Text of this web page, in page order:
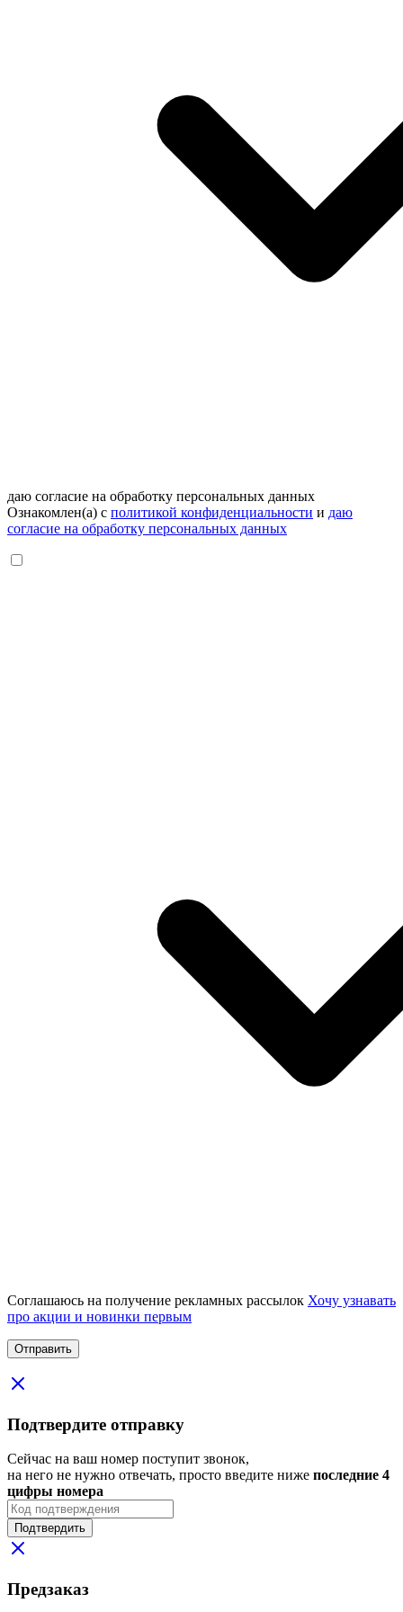
даю согласие на обработку персональных данных
Ознакомлен(а) с политикой конфиденциальности и даю
согласие на обработку персональных данных
Соглашаюсь на получение рекламных рассылок Хочу узнавать
про акции и новинки первым
Подтвердите отправку
Сейчас на ваш номер поступит звонок,
на него не нужно отвечать, просто введите ниже последние 4
цифры номера
Подтвердить
Предзаказ